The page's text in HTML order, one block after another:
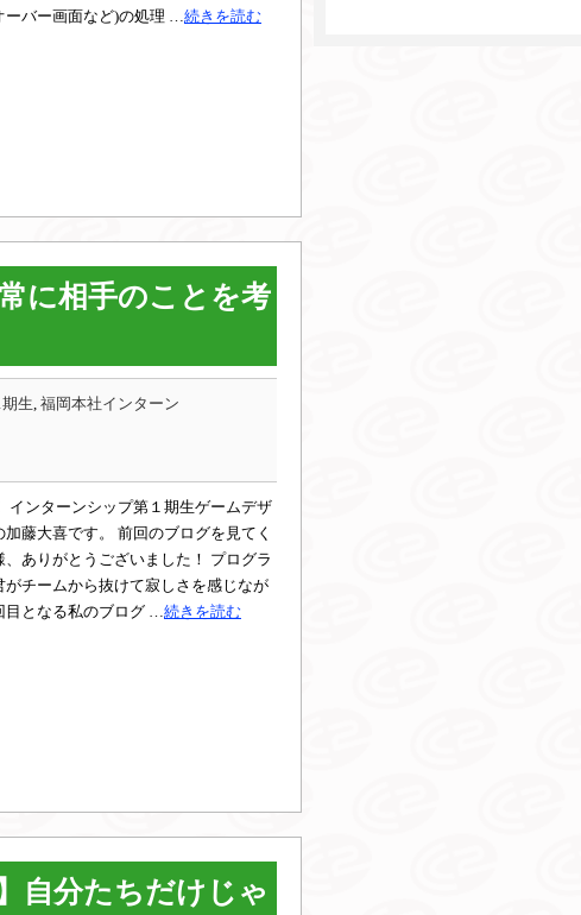
ーバー画面など)の処理 …続きを読む
に相手のことを考
生, 福岡本社インターン
インターンシップ第１期生ゲームデザ
加藤大喜です。 前回のブログを見てく
、ありがとうございました！ プログラ
がチームから抜けて寂しさを感じなが
目となる私のブログ …続きを読む
自分たちだけじゃ